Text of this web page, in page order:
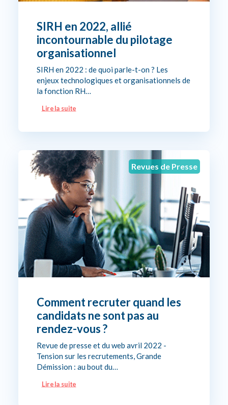
SIRH en 2022, allié
incontournable du pilotage
organisationnel
SIRH en 2022 : de quoi parle-t-on ? Les
enjeux technologiques et organisationnels de
la fonction RH…
Lire la suite
Revues de Presse
Comment recruter quand les
candidats ne sont pas au
rendez-vous ?
Revue de presse et du web avril 2022 -
Tension sur les recrutements, Grande
Démission : au bout du…
Lire la suite